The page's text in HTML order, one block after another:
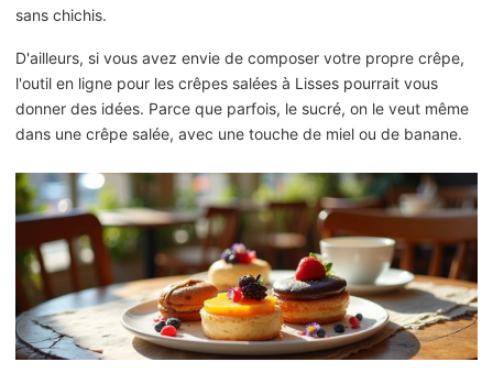
sans chichis.
D'ailleurs, si vous avez envie de composer votre propre crêpe,
l'outil en ligne pour les crêpes salées à Lisses pourrait vous
donner des idées. Parce que parfois, le sucré, on le veut même
dans une crêpe salée, avec une touche de miel ou de banane.